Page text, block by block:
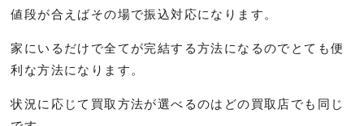
値段が合えばその場で振込対応になります。
家にいるだけで全てが完結する方法になるのでとても便
利な方法になります。
状況に応じて買取方法が選べるのはどの買取店でも同じ